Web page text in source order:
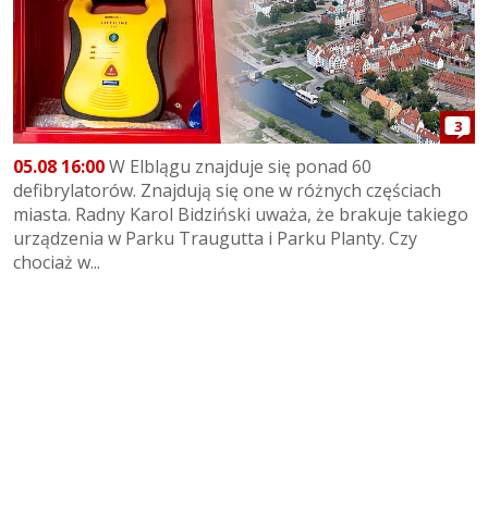
3
05.08 16:00W Elblągu znajduje się ponad 60
defibrylatorów. Znajdują się one w różnych częściach
miasta. Radny Karol Bidziński uważa, że brakuje takiego
urządzenia w Parku Traugutta i Parku Planty. Czy
chociaż w...